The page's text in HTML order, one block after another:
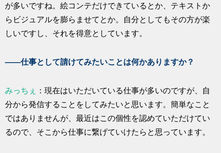
が多いですね。絵コンテだけできているとか、テキストか
らビジュアルを膨らませてとか。自分としてもその方が楽
しいですし、それを得意としています。
――仕事として請けてみたいことは何かありますか？
みっちぇ
：現在はいただいている仕事が多いのですが、自
分から発信することをしてみたいと思います。簡単なこと
ではありませんが、最近はこの個性を認めていただけてい
るので、そこから仕事に繋げていけたらと思っています。